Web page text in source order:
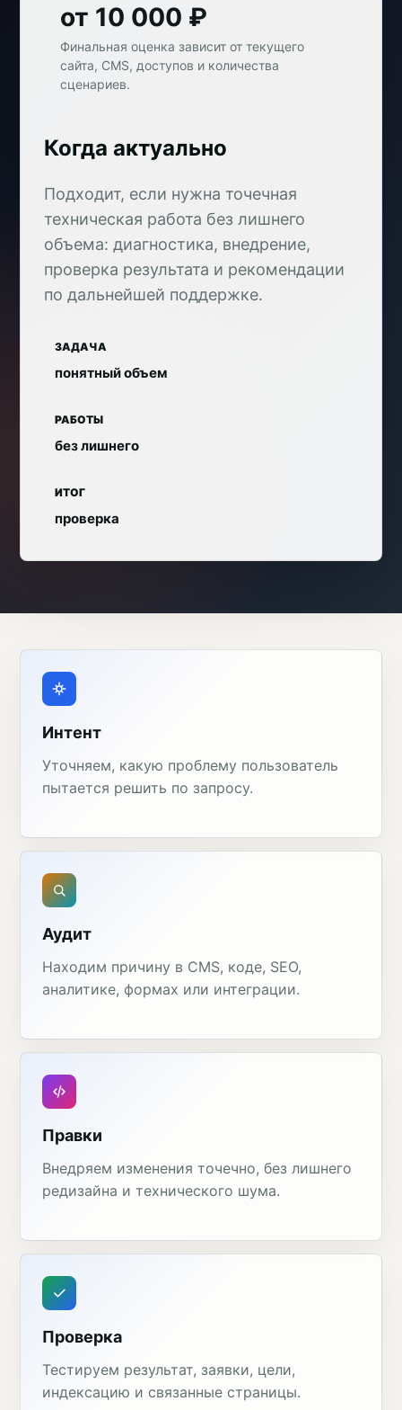
от 10 000 ₽
Финальная оценка зависит от текущего
сайта, CMS, доступов и количества
сценариев.
Когда актуально
Подходит, если нужна точечная
техническая работа без лишнего
объема: диагностика, внедрение,
проверка результата и рекомендации
по дальнейшей поддержке.
ЗАДАЧА
понятный объем
РАБОТЫ
без лишнего
ИТОГ
проверка
Интент
Уточняем, какую проблему пользователь
пытается решить по запросу.
Аудит
Находим причину в CMS, коде, SEO,
аналитике, формах или интеграции.
Правки
Внедряем изменения точечно, без лишнего
редизайна и технического шума.
Проверка
Тестируем результат, заявки, цели,
индексацию и связанные страницы.